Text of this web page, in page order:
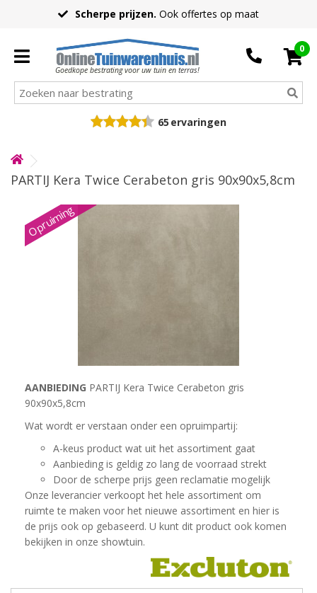
Scherpe prijzen. Ook offertes op maat
Goedkope bestrating voor uw tuin en terras!
0
65 ervaringen
PARTIJ Kera Twice Cerabeton gris 90x90x5,8cm
Opruiming
AANBIEDING PARTIJ Kera Twice Cerabeton gris
90x90x5,8cm
Wat wordt er verstaan onder een opruimpartij:
A-keus product wat uit het assortiment gaat
Aanbieding is geldig zo lang de voorraad strekt
Door de scherpe prijs geen reclamatie mogelijk
Onze leverancier verkoopt het hele assortiment om
ruimte te maken voor het nieuwe assortiment en hier is
de prijs ook op gebaseerd. U kunt dit product ook komen
bekijken in onze showtuin.